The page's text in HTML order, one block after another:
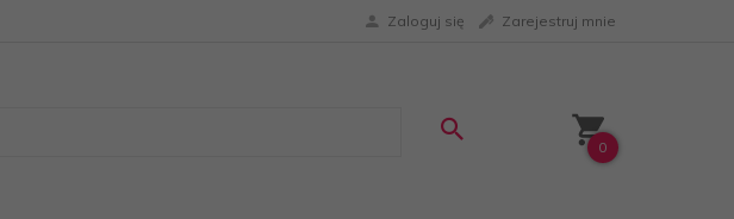
Zaloguj się Zarejestruj mnie
0